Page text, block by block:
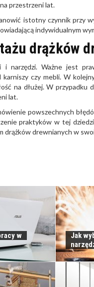
przestrzeni lat.
istotny czynnik przy
indywidualnym
drążków
narzędzi. Ważne jest
czy mebli. W
na dłużej. W przypadku
lat.
powszechnych
praktyków w tej
drążków drewnianych w
w
Jak